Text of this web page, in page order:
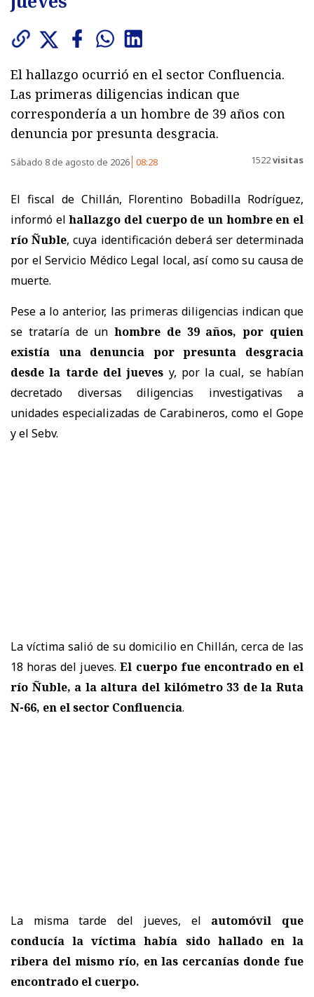
El hallazgo ocurrió en el sector Confluencia.
Las primeras diligencias indican que
correspondería a un hombre de 39 años con
denuncia por presunta desgracia.
Sábado 8 de agosto de 2026 08:28 1522visitas
El fiscal de Chillán, Florentino Bobadilla Rodríguez,
informó elhallazgo del cuerpo de un hombre en el
río Ñuble, cuya identificación deberá ser determinada
por el Servicio Médico Legal local, así como su causa de
muerte.
Pese a lo anterior, las primeras diligencias indican que
se trataría de unhombre de 39 años, por quien
existía una denuncia por presunta desgracia
desde la tarde del jueves y, por la cual, se habían
decretado diversas diligencias investigativas a
unidades especializadas de Carabineros, como el Gope
y el Sebv.
La víctima salió de su domicilio en Chillán, cerca de las
18 horas del jueves.El cuerpo fue encontrado en el
río Ñuble, a la altura del kilómetro 33 de la Ruta
N-66, en elsector Confluencia.
La misma tarde del jueves, el automóvil que
conducía la víctima había sido hallado en la
ribera del mismo río, en las cercanías donde fue
encontrado el cuerpo.